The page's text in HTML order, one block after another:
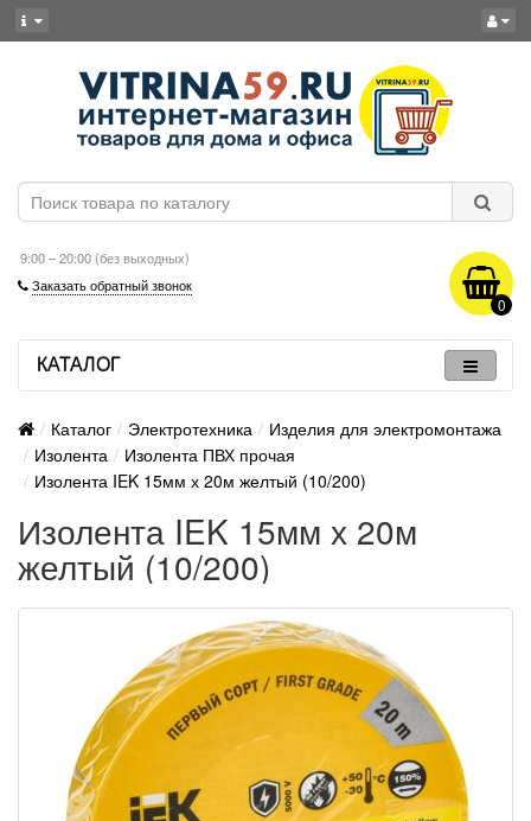
9:00 – 20:00 (без выходных)
Заказать обратный звонок
0
КАТАЛОГ
Каталог Электротехника
Изделия для электромонтажа
Изолента
Изолента ПВХ прочая
Изолента IEK 15мм х 20м желтый (10/200)
Изолента IEK 15мм х 20м
желтый (10/200)